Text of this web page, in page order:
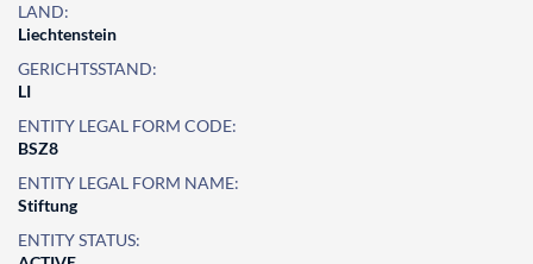
LAND:
Liechtenstein
GERICHTSSTAND:
LI
ENTITY LEGAL FORM CODE:
BSZ8
ENTITY LEGAL FORM NAME:
Stiftung
ENTITY STATUS: